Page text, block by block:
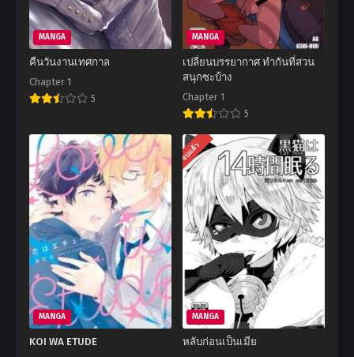
MANGA
คืนวันงานเทศกาล
Chapter 1
5
MANGA
เปลี่ยนบรรยากาศ ทำกันที่สวน
สนุกซะบ้าง
Chapter 1
5
MANGA
KOI WA ETUDE
จบแล้ว
MANGA
หลับก่อนเป็นเมีย